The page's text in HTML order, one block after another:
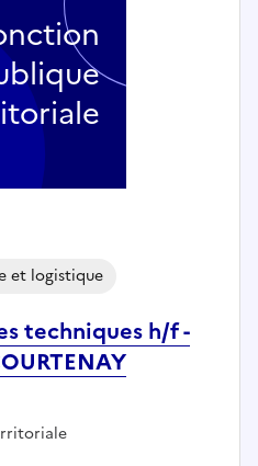
techniques h/f -
et logistique